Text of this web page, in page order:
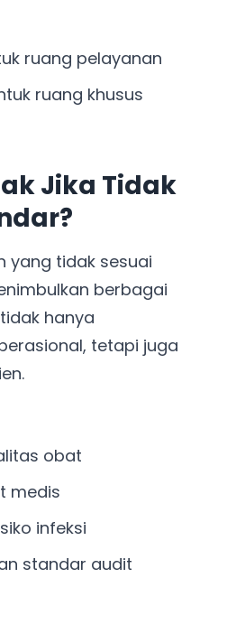
ruang pelayanan
ruang khusus
Jika Tidak
yang tidak sesuai
berbagai
hanya
tetapi juga
obat
medis
infeksi
standar audit